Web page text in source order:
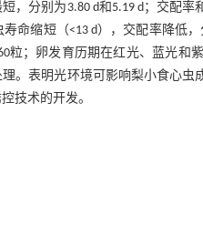
，分别为3.80 d和5.19 d；交配
命缩短（<13 d），交配率降低，
粒；卵发育历期在红光、蓝光和
。表明光环境可影响梨小食心
技术的开发。